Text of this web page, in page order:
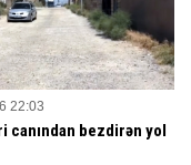
22:03
canından bezdirən yol